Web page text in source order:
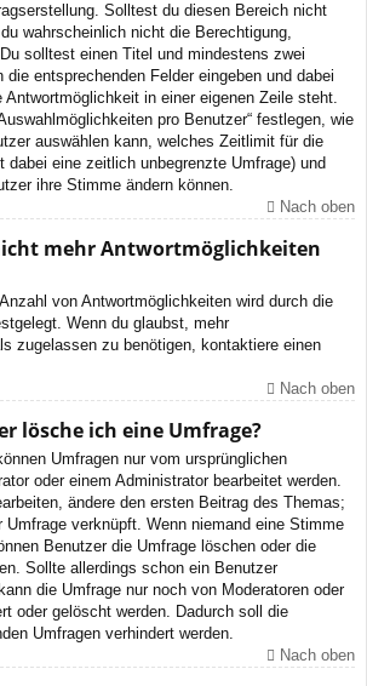
Solltest du diesen Bereich nicht
wahrscheinlich nicht die Berechtigung,
solltest einen Titel und mindestens zwei
entsprechenden Felder eingeben und dabei
in einer eigenen Zeile steht.
pro Benutzer“ festlegen, wie
auswählen kann, welches Zeitlimit für die
dabei eine zeitlich unbegrenzte Umfrage) und
ihre Stimme ändern können.
Nach oben
mehr Antwortmöglichkeiten
von Antwortmöglichkeiten wird durch die
Wenn du glaubst, mehr
zugelassen zu benötigen, kontaktiere einen
Nach oben
lösche ich eine Umfrage?
Umfragen nur vom ursprünglichen
oder einem Administrator bearbeitet werden.
ändere den ersten Beitrag des Themas;
verknüpft. Wenn niemand eine Stimme
Benutzer die Umfrage löschen oder die
Sollte allerdings schon ein Benutzer
die Umfrage nur noch von Moderatoren oder
oder gelöscht werden. Dadurch soll die
Umfragen verhindert werden.
Nach oben